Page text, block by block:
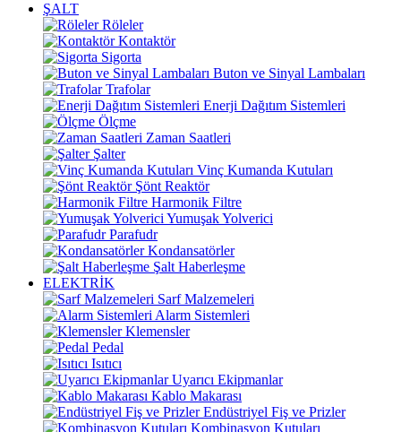
ŞALT
Röleler
Kontaktör
Sigorta
Buton ve Sinyal Lambaları
Trafolar
Enerji Dağıtım Sistemleri
Ölçme
Zaman Saatleri
Şalter
Vinç Kumanda Kutuları
Şönt Reaktör
Harmonik Filtre
Yumuşak Yolverici
Parafudr
Kondansatörler
Şalt Haberleşme
ELEKTRİK
Sarf Malzemeleri
Alarm Sistemleri
Klemensler
Pedal
Isıtıcı
Uyarıcı Ekipmanlar
Kablo Makarası
Endüstriyel Fiş ve Prizler
Kombinasyon Kutuları